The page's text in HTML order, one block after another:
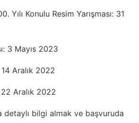
Yılı Konulu Resim Yarışması: 31
3 Mayıs 2023
14 Aralık 2022
Aralık 2022
detaylı bilgi almak ve başvuruda